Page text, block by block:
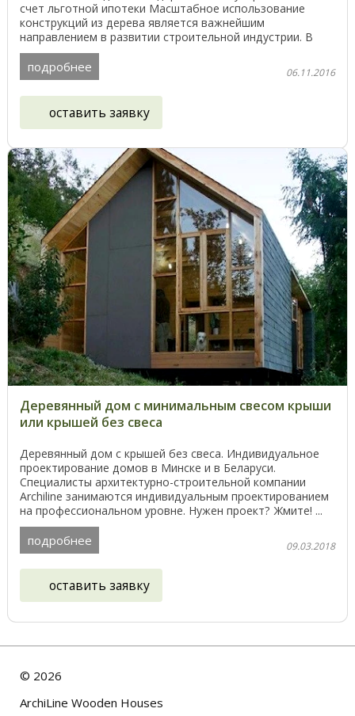
счет льготной ипотеки Масштабное использование
конструкций из дерева является важнейшим
направлением в развитии строительной индустрии. В
России уже ...
подробнее 06.11.2016
оставить заявку
Деревянный дом с минимальным свесом крыши
или крышей без свеса
Деревянный дом с крышей без свеса. Индивидуальное
проектирование домов в Минске и в Беларуси.
Специалисты архитектурно-строительной компании
Archiline занимаются индивидуальным проектированием
на профессиональном уровне. Нужен проект? Жмите! ...
подробнее 09.03.2018
оставить заявку
© 2026
ArchiLine Wooden Houses